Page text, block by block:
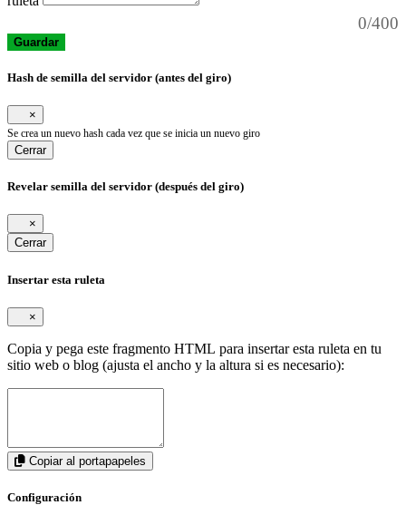
0/400
Guardar
Hash de semilla del servidor (antes del giro)
×
Se crea un nuevo hash cada vez que se inicia un nuevo giro
Cerrar
Revelar semilla del servidor (después del giro)
×
Cerrar
Insertar esta ruleta
×
Copia y pega este fragmento HTML para insertar esta ruleta en tu
sitio web o blog (ajusta el ancho y la altura si es necesario):
Copiar al portapapeles
Configuración